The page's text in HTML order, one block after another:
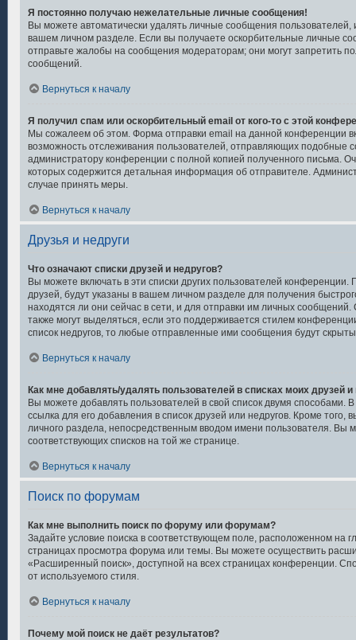
Я постоянно получаю нежелательные личные сообщения!
Вы можете автоматически удалять личные сообщения
вашем личном разделе. Если вы получаете оскорбительные личные
отправьте жалобы на сообщения модераторам; они могут запретить
сообщений.
Вернуться к началу
Я получил спам или оскорбительный email от кого-то с этой
Мы сожалеем об этом. Форма отправки email на данной конференции
возможность отслеживания пользователей, отправляющих подобные
администратору конференции с полной копией полученного письма.
которых содержится детальная информация об отправителе.
случае принять меры.
Вернуться к началу
Друзья и недруги
Что означают списки друзей и недругов?
Вы можете включать в эти списки других пользователей
друзей, будут указаны в вашем личном разделе для получения
находятся ли они сейчас в сети, и для отправки им личных
также могут выделяться, если это поддерживается стилем
список недругов, то любые отправленные ими сообщения будут
Вернуться к началу
Как мне добавлять/удалять пользователей в списках моих друзей и
Вы можете добавлять пользователей в свой список двумя способами.
ссылка для его добавления в список друзей или недругов. Кроме того,
личного раздела, непосредственным вводом имени пользователя. Вы
соответствующих списков на той же странице.
Вернуться к началу
Поиск по форумам
Как мне выполнить поиск по форуму или форумам?
Задайте условие поиска в соответствующем поле, расположенном на
страницах просмотра форума или темы. Вы можете осуществить
«Расширенный поиск», доступной на всех страницах конференции.
от используемого стиля.
Вернуться к началу
Почему мой поиск не даёт результатов?